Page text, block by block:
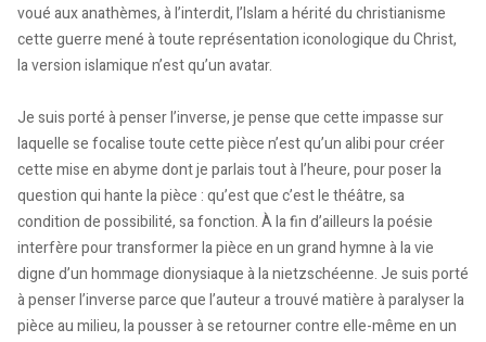
voué aux anathèmes, à l’interdit, l’Islam a hérité du christianisme
cette guerre mené à toute représentation iconologique du Christ,
la version islamique n’est qu’un avatar.
Je suis porté à penser l’inverse, je pense que cette impasse sur
laquelle se focalise toute cette pièce n’est qu’un alibi pour créer
cette mise en abyme dont je parlais tout à l’heure, pour poser la
question qui hante la pièce : qu’est que c’est le théâtre, sa
condition de possibilité, sa fonction. À la fin d’ailleurs la poésie
interfère pour transformer la pièce en un grand hymne à la vie
digne d’un hommage dionysiaque à la nietzschéenne. Je suis porté
à penser l’inverse parce que l’auteur a trouvé matière à paralyser la
pièce au milieu, la pousser à se retourner contre elle-même en un